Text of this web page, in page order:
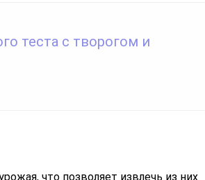
теста с творогом и
что позволяет извлечь из них